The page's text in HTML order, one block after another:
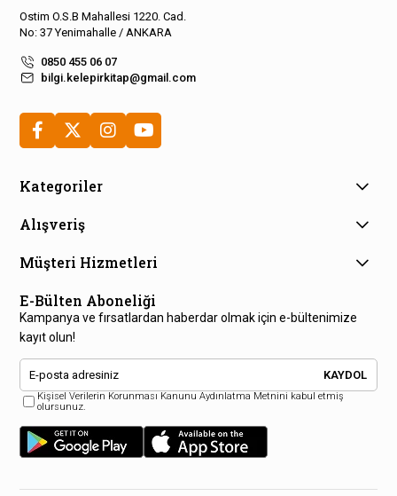
Ostim O.S.B Mahallesi 1220. Cad.
No: 37 Yenimahalle / ANKARA
0850 455 06 07
bilgi.kelepirkitap@gmail.com
Kategoriler
Alışveriş
Müşteri Hizmetleri
E-Bülten Aboneliği
Kampanya ve fırsatlardan haberdar olmak için e-bültenimize
kayıt olun!
KAYDOL
Kişisel Verilerin Korunması Kanunu Aydınlatma Metnini kabul etmiş
olursunuz.